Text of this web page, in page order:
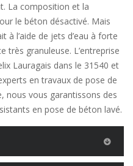
La composition et la
le béton désactivé. Mais
à l’aide de jets d’eau à forte
très granuleuse. L’entreprise
Lauragais dans le 31540 et
en travaux de pose de
nous vous garantissons des
en pose de béton lavé.